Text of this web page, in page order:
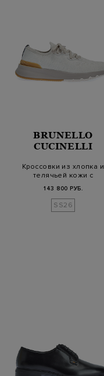
BRUNELLO
CUCINELLI
Кроссовки из хлопка и
телячьей кожи с
143 800 РУБ.
SS26